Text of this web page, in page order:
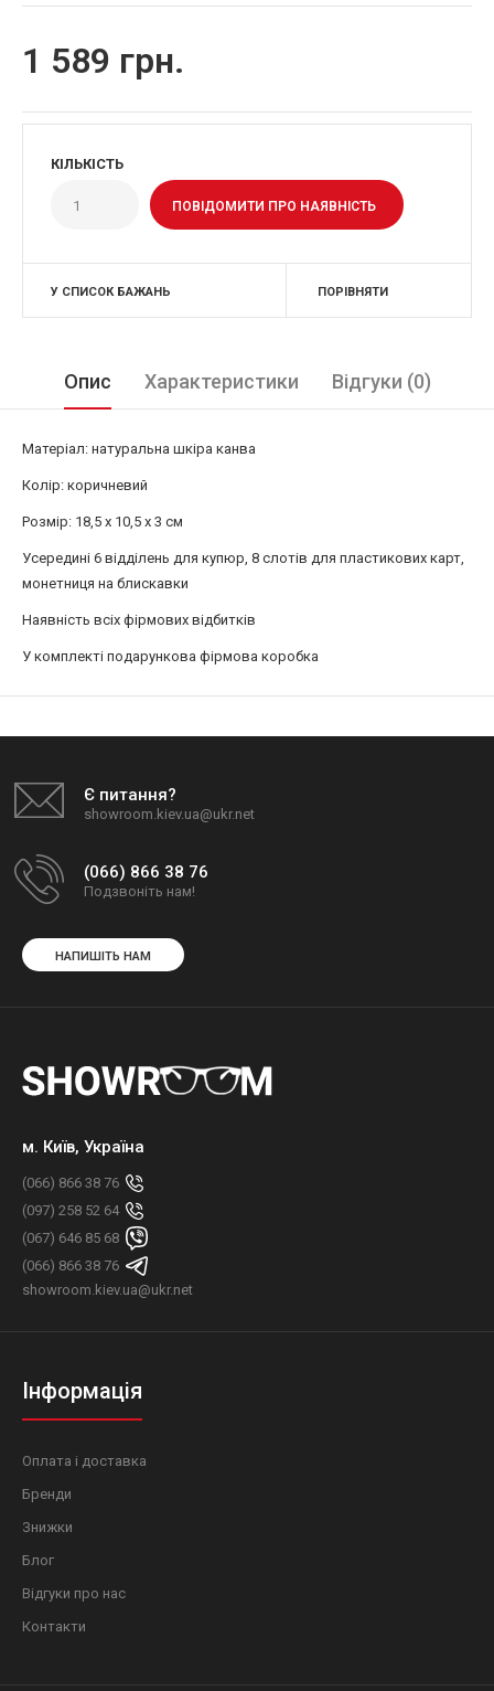
1 589 грн.
КІЛЬКІСТЬ
ПОВІДОМИТИ ПРО НАЯВНІСТЬ
У СПИСОК БАЖАНЬ ПОРІВНЯТИ
Опис Характеристики Відгуки (0)
Матеріал: натуральна шкіра канва
Колір: коричневий
Розмір: 18,5 x 10,5 x 3 см
Усередині 6 відділень для купюр, 8 слотів для пластикових карт,
монетниця на блискавки
Наявність всіх фірмових відбитків
У комплекті подарункова фірмова коробка
Є питання?
showroom.kiev.ua@ukr.net
(066) 866 38 76
Подзвоніть нам!
НАПИШІТЬ НАМ
м. Київ, Україна
(066) 866 38 76
(097) 258 52 64
(067) 646 85 68
(066) 866 38 76
showroom.kiev.ua@ukr.net
Інформація
Оплата і доставка
Бренди
Знижки
Блог
Відгуки про нас
Контакти